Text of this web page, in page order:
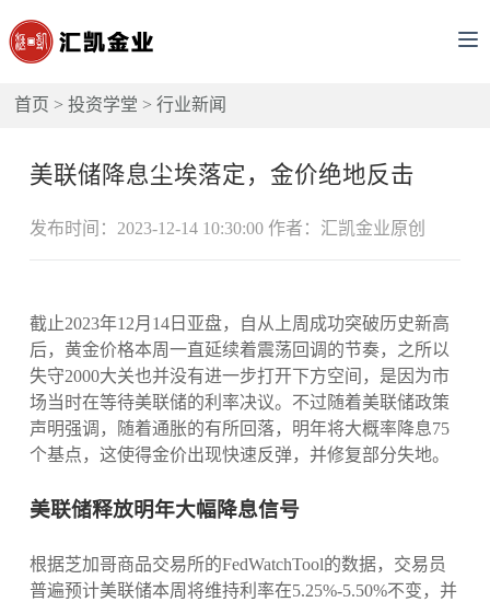
首页 >投资学堂 >行业新闻
美联储降息尘埃落定，金价绝地反击
发布时间：2023-12-14 10:30:00 作者：汇凯金业原创
截止2023年12月14日亚盘，自从上周成功突破历史新高
后，黄金价格本周一直延续着震荡回调的节奏，之所以
失守2000大关也并没有进一步打开下方空间，是因为市
场当时在等待美联储的利率决议。不过随着美联储政策
声明强调，随着通胀的有所回落，明年将大概率降息75
个基点，这使得金价出现快速反弹，并修复部分失地。
美联储释放明年大幅降息信号
根据芝加哥商品交易所的FedWatchTool的数据，交易员
普遍预计美联储本周将维持利率在5.25%-5.50%不变，并